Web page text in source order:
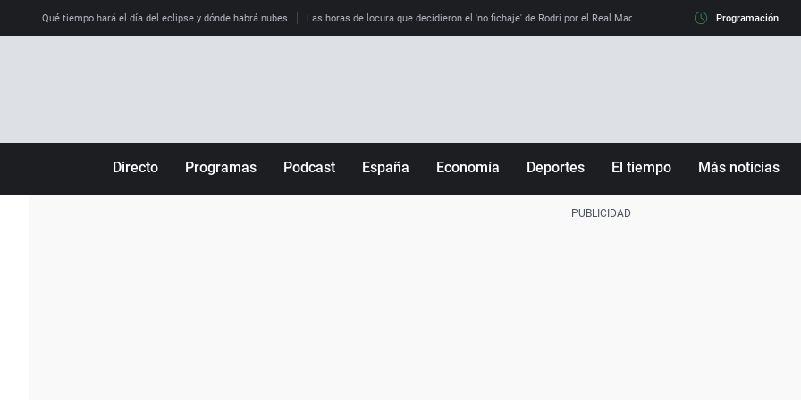
Qué tiempo hará el día del eclipse y dónde habrá nubes Las horas de locura que decidieron el 'no fichaje' de Rodri por el Real Madrid y su 'sí' al Barça La llamada
Programación
Directo Programas Podcast España Economía Deportes El tiempo Más noticias